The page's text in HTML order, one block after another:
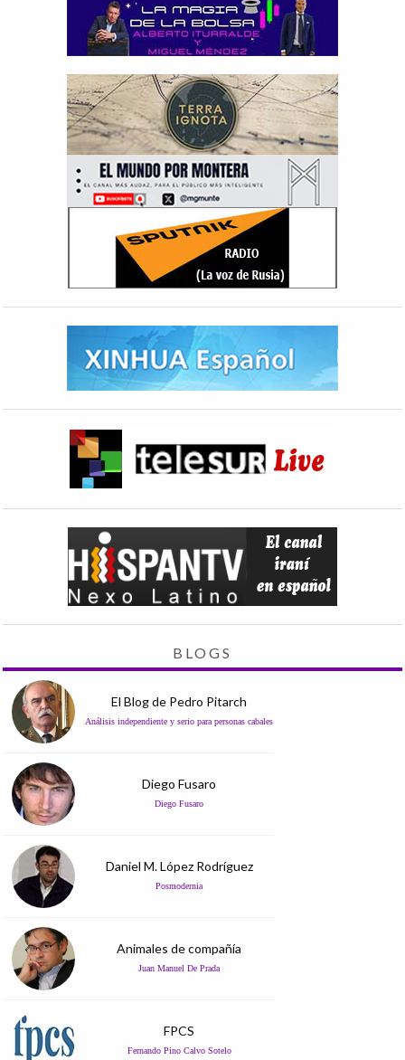
BLOGS
El Blog de Pedro Pitarch
Análisis independiente y serio para personas cabales
Diego Fusaro
Diego Fusaro
Daniel M. López Rodríguez
Posmodernia
Animales de compañía
Juan Manuel De Prada
FPCS
Fernando Pino Calvo Sotelo